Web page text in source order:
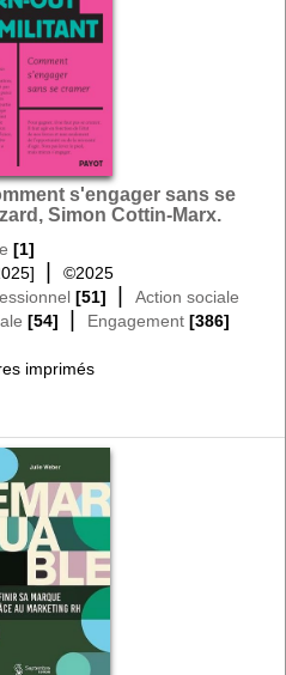
s'engager sans se
Simon Cottin-Marx.
[1]
|
©2025
[51] |
Action sociale
[54] | Engagement [386]
imprimés